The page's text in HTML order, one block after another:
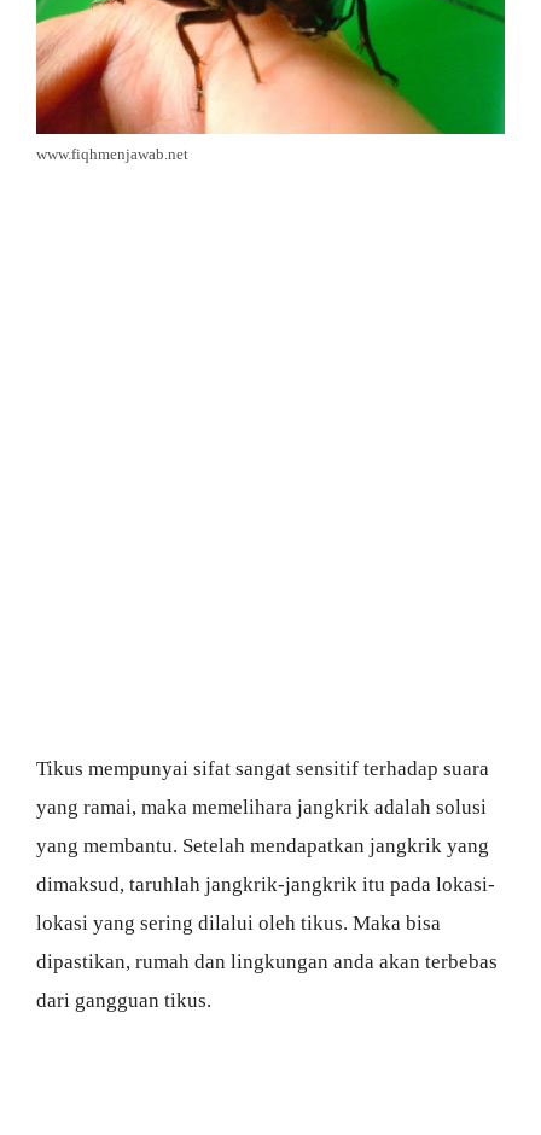
www.fiqhmenjawab.net
Tikus mempunyai sifat sangat sensitif terhadap suara
yang ramai, maka memelihara jangkrik adalah solusi
yang membantu. Setelah mendapatkan jangkrik yang
dimaksud, taruhlah jangkrik-jangkrik itu pada lokasi-
lokasi yang sering dilalui oleh tikus. Maka bisa
dipastikan, rumah dan lingkungan anda akan terbebas
dari gangguan tikus.